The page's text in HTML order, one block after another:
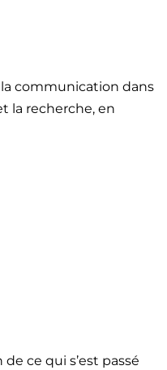
la communication dans
la recherche, en
ce qui s’est passé